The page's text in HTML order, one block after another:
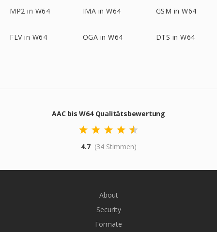
MP2 in W64 IMA in W64 GSM in W64
FLV in W64 OGA in W64 DTS in W64
AAC bis W64 Qualitätsbewertung
4.7 (34 Stimmen)
About
Security
Formate